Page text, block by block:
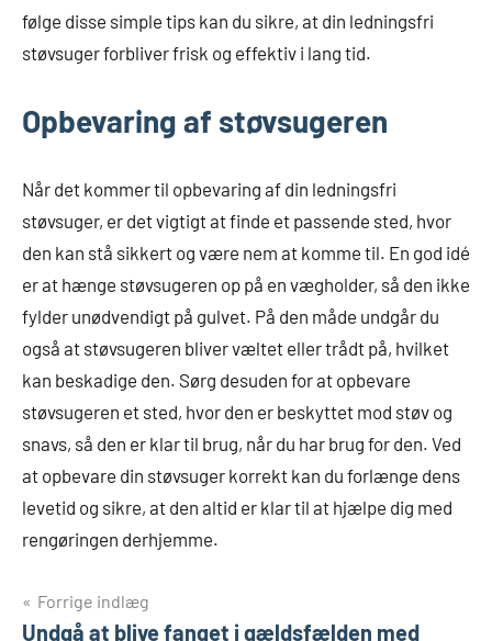
følge disse simple tips kan du sikre, at din ledningsfri
støvsuger forbliver frisk og effektiv i lang tid.
Opbevaring af støvsugeren
Når det kommer til opbevaring af din ledningsfri
støvsuger, er det vigtigt at finde et passende sted, hvor
den kan stå sikkert og være nem at komme til. En god idé
er at hænge støvsugeren op på en vægholder, så den ikke
fylder unødvendigt på gulvet. På den måde undgår du
også at støvsugeren bliver væltet eller trådt på, hvilket
kan beskadige den. Sørg desuden for at opbevare
støvsugeren et sted, hvor den er beskyttet mod støv og
snavs, så den er klar til brug, når du har brug for den. Ved
at opbevare din støvsuger korrekt kan du forlænge dens
levetid og sikre, at den altid er klar til at hjælpe dig med
rengøringen derhjemme.
Indlægsnavigation
Forrige indlæg
Undgå at blive fanget i gældsfælden med